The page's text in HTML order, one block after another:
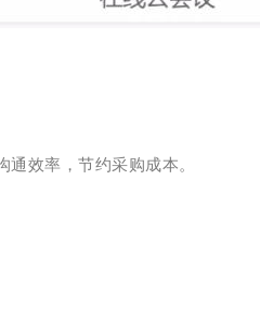
效率，节约采购成本。